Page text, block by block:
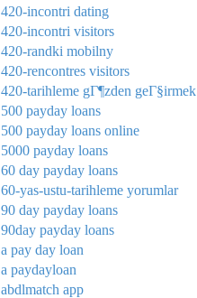
420-incontri dating
420-incontri visitors
420-randki mobilny
420-rencontres visitors
420-tarihleme gГ¶zden geГ§irmek
500 payday loans
500 payday loans online
5000 payday loans
60 day payday loans
60-yas-ustu-tarihleme yorumlar
90 day payday loans
90day payday loans
a pay day loan
a paydayloan
abdlmatch app